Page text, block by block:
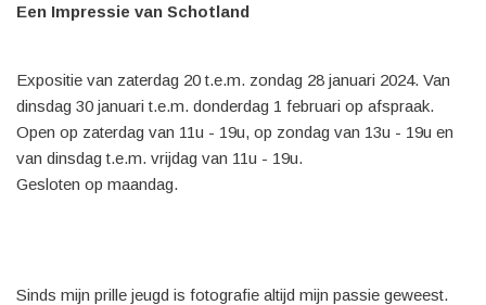
Een Impressie van Schotland
Expositie van zaterdag 20 t.e.m. zondag 28 januari 2024. Van
dinsdag 30 januari t.e.m. donderdag 1 februari op afspraak.
Open op zaterdag van 11u - 19u, op zondag van 13u - 19u en
van dinsdag t.e.m. vrijdag van 11u - 19u.
Gesloten op maandag.
Sinds mijn prille jeugd is fotografie altijd mijn passie geweest.